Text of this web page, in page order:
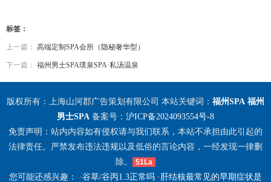
标签：
上一篇： 高端定制SPA会所（隐秘奢华型）
下一篇： 福州男士SPA璞泉SPA·私汤温泉
版权所有：上海山河郡广告策划有限公司 本站关键词： 福州SPA 福州
男士SPA 备案号： 沪ICP备2024093554号-8
免责声明：站内内容如有侵权请与我们联系，本站不承担由此引起的
法律责任。严禁发布违法违规以及低俗的言论内容，一经发现一律删
除。
51La
您可能还感兴趣： ·谷草/谷丙1.3正常吗 · 肝结核最常见的早期症状是